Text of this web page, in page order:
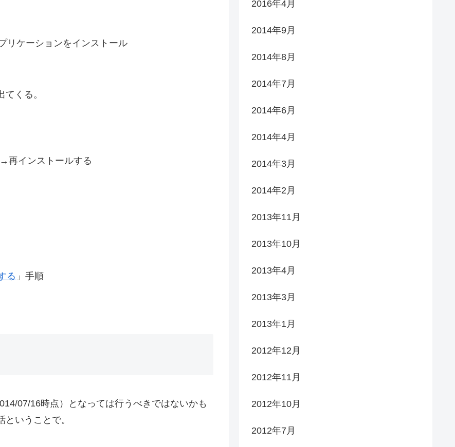
リケーションをインストール
くる。
再インストールする
る 」手順
07/16時点）となっては行うべきではないかも
ということで。
2016年4月
2014年9月
2014年8月
2014年7月
2014年6月
2014年4月
2014年3月
2014年2月
2013年11月
2013年10月
2013年4月
2013年3月
2013年1月
2012年12月
2012年11月
2012年10月
2012年7月